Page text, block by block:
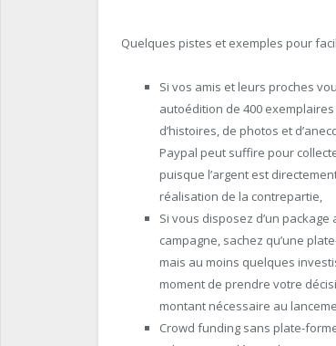
Quelques pistes et exemples pour
Si vos amis et leurs proches
autoédition de 400
d’histoires, de photos et
Paypal peut suffire pour
puisque l’argent est
réalisation de la contrepartie,
Si vous disposez d’un
campagne, sachez qu’une
mais au moins quelques
moment de prendre votre
montant nécessaire au
Crowd funding sans plate-